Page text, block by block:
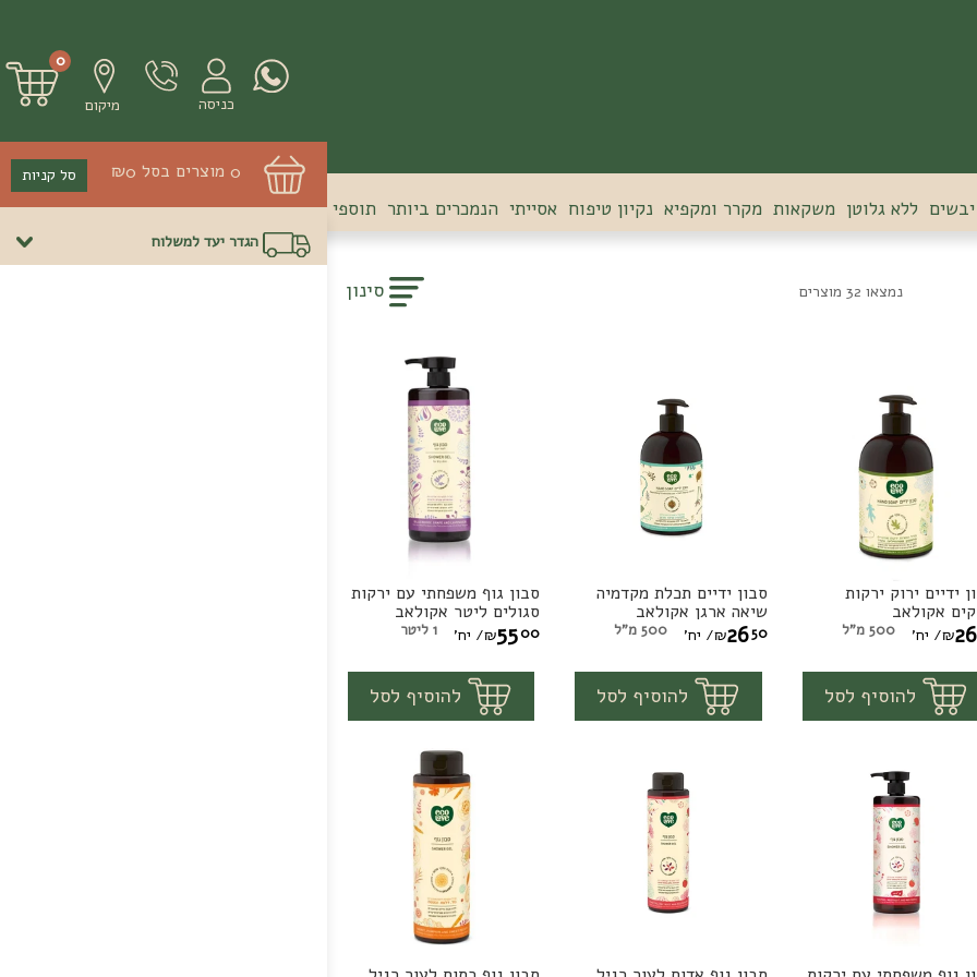
מיקום
0
ללא גלוטן משקאות מקרר ומקפיא נקיון טיפוח אסייתי הנמכרים ביותר תוספי תזונה
0 מוצרים בסל 0
₪ סל קניות
הגדר יעד למשלוח
נמצאו 32 מוצרים סינון
ידיים ירוק ירקות
אקולאב
26
₪/ יח' 500 מ"ל
להוסיף לסל
1 יח'
סבון
ידיים
תכלת
מקדמיה
סבון ידיים תכלת מקדמיה
שיאה ארגן אקולאב
50
26
₪/ יח' 500 מ"ל
להוסיף לסל
1 יח'
סבון
גוף
משפחתי
אקולאב
סבון גוף משפחתי עם ירקות
סגולים ליטר אקולאב
00
55
₪/ יח' 1 ליטר
להוסיף לסל
1 יח'